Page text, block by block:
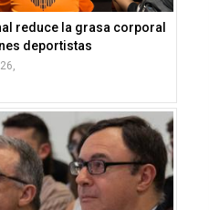
reduce la grasa corporal
deportistas